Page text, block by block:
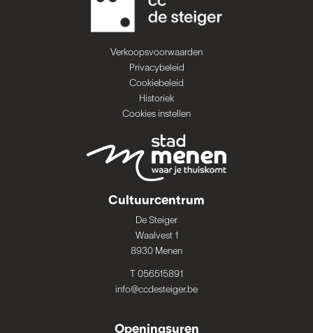
Verkoopsvoorwaarden
Privacybeleid
Cookiebeleid
Historiek
Cookies instellen
Cultuurcentrum
De Steiger
Waalvest 1
8930 Menen
T 056515891
info@ccdesteiger.be
Openingsuren